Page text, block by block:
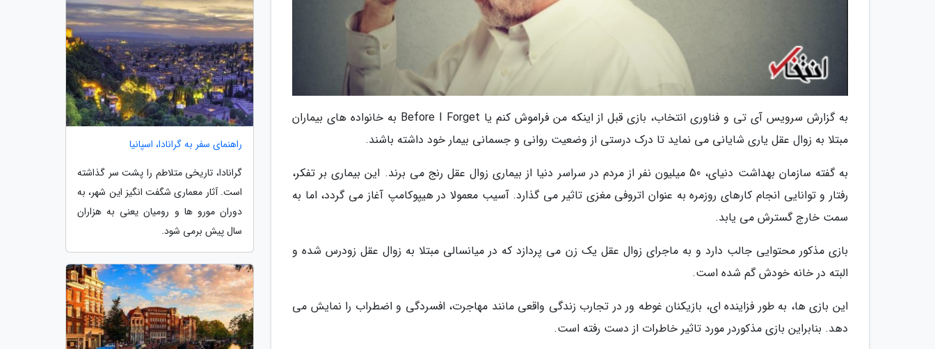
به گزارش سرویس آی تی و فناوری انتخاب، بازی قبل از اینکه من فراموش کنم یا Before I Forget به خانواده های بیماران
مبتلا به زوال عقل یاری شایانی می نماید تا درک درستی از وضعیت روانی و جسمانی بیمار خود داشته باشند.
به گفته سازمان بهداشت دنیای، 50 میلیون نفر از مردم در سراسر دنیا از بیماری زوال عقل رنج می برند. این بیماری بر تفکر،
رفتار و توانایی انجام کارهای روزمره به عنوان اتروفی مغزی تاثیر می گذارد. آسیب معمولا در هیپوکامپ آغاز می گردد، اما به
سمت خارج گسترش می یابد.
بازی مذکور محتوایی جالب دارد و به ماجرای زوال عقل یک زن می پردازد که در میانسالی مبتلا به زوال عقل زودرس شده و
البته در خانه خودش گم شده است.
این بازی ها، به طور فزاینده ای، بازیکنان غوطه ور در تجارب زندگی واقعی مانند مهاجرت، افسردگی و اضطراب را نمایش می
دهد. بنابراین بازی مذکوردر مورد تاثیر خاطرات از دست رفته است.
راهنمای سفر به گرانادا، اسپانیا
گرانادا، تاریخی متلاطم را پشت سر گذاشته
است. آثار معماری شگفت انگیز این شهر، به
دوران مورو ها و رومیان یعنی به هزاران
سال پیش برمی شود.